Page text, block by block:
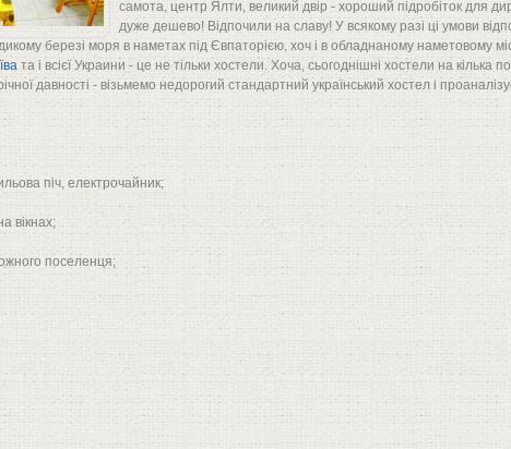
самота, центр Ялти, великий двір - хороший підробіток для
дуже дешево! Відпочили на славу! У всякому разі ці умови
березі моря в наметах під Євпаторією, хоч і в обладнаному наметовому
та і всієї Украини - це не тільки хостели. Хоча, сьогоднішні хостели на кілька
давності - візьмемо недорогий стандартний український хостел і
піч, електрочайник;
вікнах;
поселенця;